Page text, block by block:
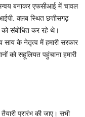
बनाकर एफसीआई में चावल
क्लब स्थित छत्तीसगढ़
संबोधित कर रहे थे।
साय के नेतृत्व में हमारी सरकार
को सहूलियत पहुंचाना हमारी
प्रारंभ की जाए। सभी